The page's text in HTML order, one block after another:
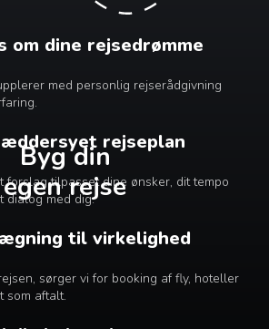
Byg din
egen rejse
om dine rejsedrømme
med personlig rejserådgivning
rejseplan
tilpasset dine ønsker, dit tempo
dialog med dig.
til virkelighed
sørger vi for booking af fly, hoteller
som aftalt.